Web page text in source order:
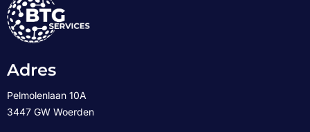
Adres
Pelmolenlaan 10A
3447 GW Woerden